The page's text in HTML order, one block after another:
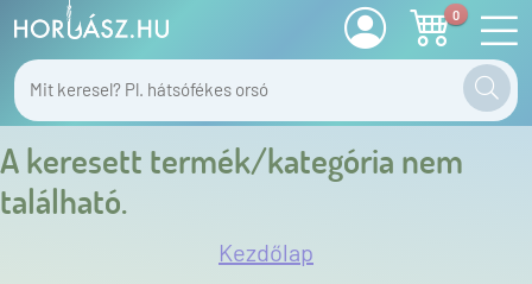
0
A keresett termék/kategória nem
található.
Kezdőlap